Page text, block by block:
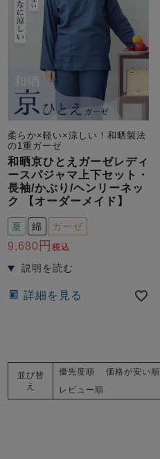
柔らか×軽い×涼しい！和晒製法
の1重ガーゼ
和晒京ひとえガーゼレディ
ースパジャマ上下セット・
長袖/かぶり/ヘンリーネッ
ク 【オーダーメイド】
夏 綿 ガーゼ
9,680 税込
詳細を見る
並び替
え
優先度順 価格が安い順
レビュー順